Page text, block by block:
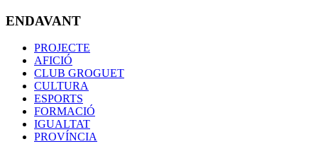
ENDAVANT
PROJECTE
AFICIÓ
CLUB GROGUET
CULTURA
ESPORTS
FORMACIÓ
IGUALTAT
PROVÍNCIA